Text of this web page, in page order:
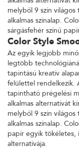
melyből 9 szín világos
alkalmas színalap.
sárgásfehér színű
Color Style
Az egyik legjobb
legtöbb
tapintású kreatív
felülettel rendelkezik.
tapintható prégelési
alkalmas alternatívát
melyből 9 szín világos
alkalmas színalap.
papír egyik tökéletes,
alternatívája.